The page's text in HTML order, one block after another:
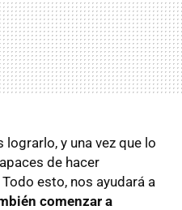
y una vez que lo
de hacer
esto, nos ayudará a
comenzar a